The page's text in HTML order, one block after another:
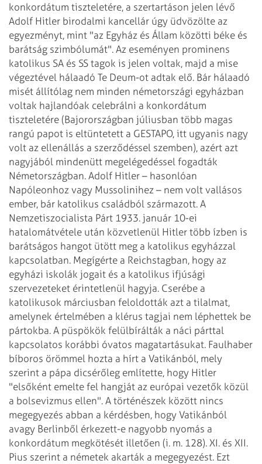
konkordátum tiszteletére, a szertartáson jelen lévő
Adolf Hitler birodalmi kancellár úgy üdvözölte az
egyezményt, mint "az Egyház és Állam közötti béke és
barátság szimbólumát". Az eseményen prominens
katolikus SA és SS tagok is jelen voltak, majd a mise
végeztével hálaadó Te Deum-ot adtak elő. Bár hálaadó
misét állítólag nem minden németországi egyházban
voltak hajlandóak celebrálni a konkordátum
tiszteletére (Bajorországban júliusban több magas
rangú papot is eltüntetett a GESTAPO, itt ugyanis nagy
volt az ellenállás a szerződéssel szemben), azért azt
nagyjából mindenütt megelégedéssel fogadták
Németországban. Adolf Hitler – hasonlóan
Napóleonhoz vagy Mussolinihez – nem volt vallásos
ember, bár katolikus családból származott. A
Nemzetiszocialista Párt 1933. január 10-ei
hatalomátvétele után közvetlenül Hitler több ízben is
barátságos hangot ütött meg a katolikus egyházzal
kapcsolatban. Megígérte a Reichstagban, hogy az
egyházi iskolák jogait és a katolikus ifjúsági
szervezeteket érintetlenül hagyja. Cserébe a
katolikusok márciusban feloldották azt a tilalmat,
amelynek értelmében a klérus tagjai nem léphettek be
pártokba. A püspökök felülbírálták a náci párttal
kapcsolatos korábbi óvatos magatartásukat. Faulhaber
bíboros örömmel hozta a hírt a Vatikánból, mely
szerint a pápa dicsérőleg említette, hogy Hitler
"elsőként emelte fel hangját az európai vezetők közül
a bolsevizmus ellen". A történészek között nincs
megegyezés abban a kérdésben, hogy Vatikánból
avagy Berlinből érkezett-e nagyobb nyomás a
konkordátum megkötését illetően (i. m. 128). XI. és XII.
Pius szerint a németek akarták a megegyezést. Ezt